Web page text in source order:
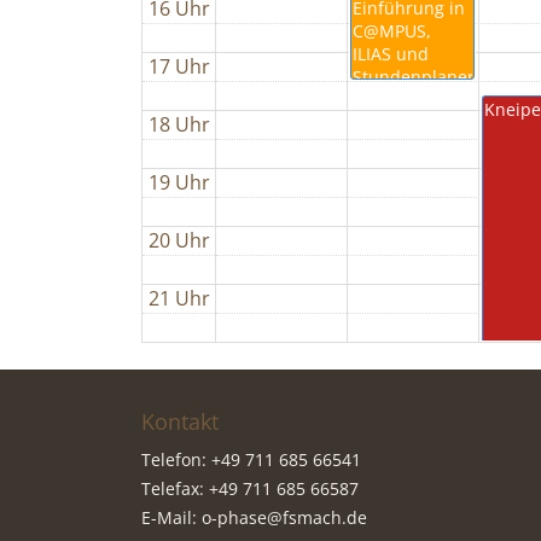
16 Uhr
17 Uhr
18 Uhr
19 Uhr
20 Uhr
21 Uhr
Einführung in
C@MPUS,
ILIAS und
Stundenplanerstellung
Kontakt
Telefon: +49 711 685 66541
Telefax: +49 711 685 66587
E-Mail: o-phase@fsmach.de